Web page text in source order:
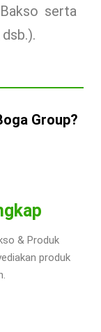
serta
Group?
& Produk
produk